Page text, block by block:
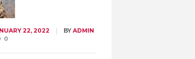
22, 2022 BY ADMIN
0